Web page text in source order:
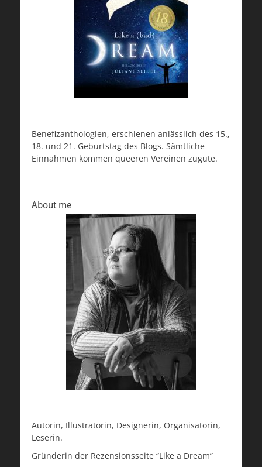
Benefizanthologien, erschienen anlässlich des 15.,
18. und 21. Geburtstag des Blogs. Sämtliche
Einnahmen kommen queeren Vereinen zugute.
About me
Autorin, Illustratorin, Designerin, Organisatorin,
Leserin.
Gründerin der Rezensionsseite “Like a Dream”